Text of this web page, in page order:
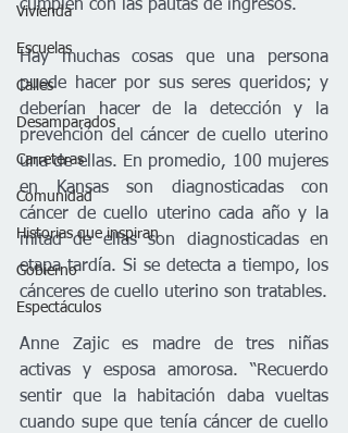
Vivienda
Escuelas
Calles
Desamparados
Carreteras
Comunidad
Historias que inspiran
Gobierno
Espectáculos
cumplen con las pautas de ingresos.
Hay muchas cosas que una persona
puede hacer por sus seres queridos; y
deberían hacer de la detección y la
prevención del cáncer de cuello uterino
una de ellas. En promedio, 100 mujeres
en Kansas son diagnosticadas con
cáncer de cuello uterino cada año y la
mitad de ellas son diagnosticadas en
etapa tardía. Si se detecta a tiempo, los
cánceres de cuello uterino son tratables.
Anne Zajic es madre de tres niñas
activas y esposa amorosa. “Recuerdo
sentir que la habitación daba vueltas
cuando supe que tenía cáncer de cuello